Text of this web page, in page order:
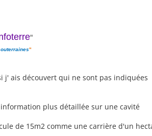
"
"
j' ais découvert qui ne sont pas indiquées
plus détaillée sur une cavité
de 15m2 comme une carrière d'un